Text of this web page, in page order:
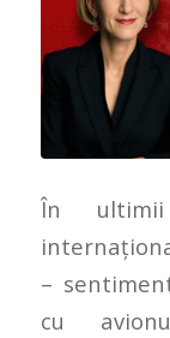
În ultimii
–
cu